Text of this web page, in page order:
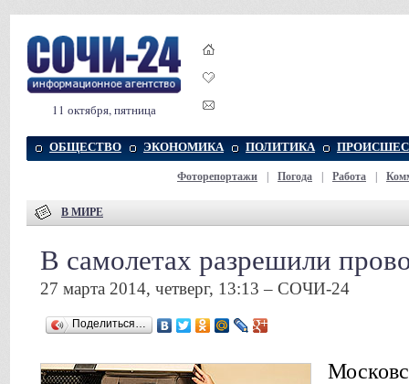
11 октября, пятница
ОБЩЕСТВО ЭКОНОМИКА ПОЛИТИКА
Фоторепортажи Погода Работа
В МИРЕ
В самолетах разрешили
27 марта 2014, четверг, 13:13 – СОЧИ-24
Поделиться…